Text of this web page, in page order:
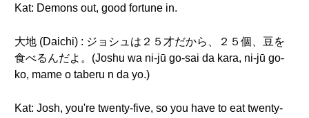
Kat: Demons out, good fortune in.
大地 (Daichi) : ジョシュは２５才だから、２５個、豆を
食べるんだよ。(Joshu wa ni-jū go-sai da kara, ni-jū go-
ko, mame o taberu n da yo.)
Kat: Josh, you're twenty-five, so you have to eat twenty-